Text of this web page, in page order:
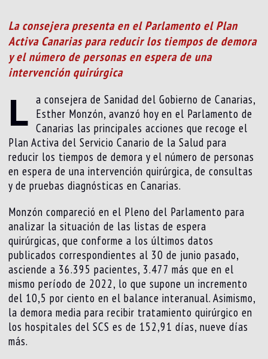
La consejera presenta en el Parlamento el Plan
Activa Canarias para reducir los tiempos de demora
y el número de personas en espera de una
intervención quirúrgica
L a consejera de Sanidad del Gobierno de Canarias,
Esther Monzón, avanzó hoy en el Parlamento de
Canarias las principales acciones que recoge el
Plan Activa del Servicio Canario de la Salud para
reducir los tiempos de demora y el número de personas
en espera de una intervención quirúrgica, de consultas
y de pruebas diagnósticas en Canarias.
Monzón compareció en el Pleno del Parlamento para
analizar la situación de las listas de espera
quirúrgicas, que conforme a los últimos datos
publicados correspondientes al 30 de junio pasado,
asciende a 36.395 pacientes, 3.477 más que en el
mismo período de 2022, lo que supone un incremento
del 10,5 por ciento en el balance interanual. Asimismo,
la demora media para recibir tratamiento quirúrgico en
los hospitales del SCS es de 152,91 días, nueve días
más.